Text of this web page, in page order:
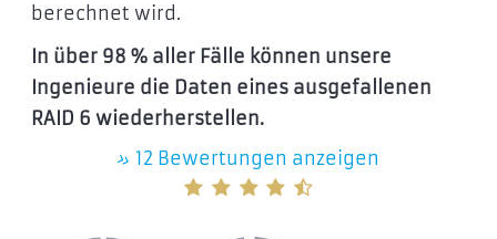
berechnet wird.
In über 98 % aller Fälle können unsere
Ingenieure die Daten eines ausgefallenen
RAID 6 wiederherstellen.
» 12 Bewertungen anzeigen